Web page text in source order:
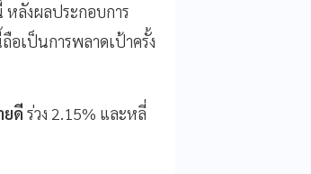
หลังผลประกอบการ
อเป็นการพลาดเป้าครั้ง
ยดี ร่วง 2.15% และหลี่